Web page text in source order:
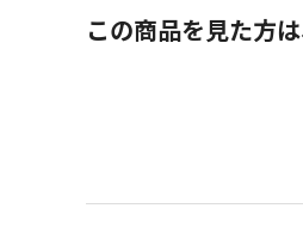
この商品を見た方